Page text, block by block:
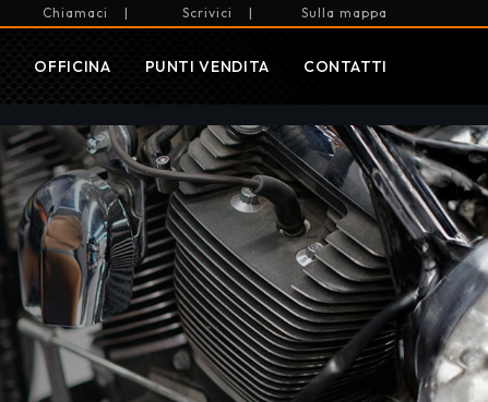
Chiamaci | Scrivici | Sulla mappa
OFFICINA PUNTI VENDITA CONTATTI